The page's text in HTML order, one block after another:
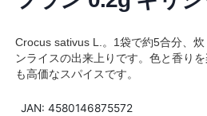
Crocus sativus L.。1袋で約5合分、
ンライスの出来上りです。色と香り
も高価なスパイスです。
JAN: 4580146875572